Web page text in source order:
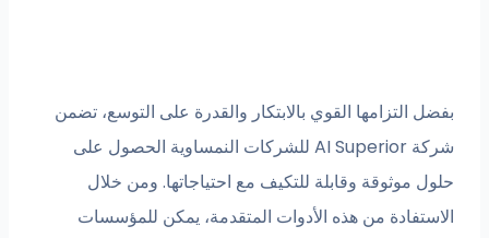
بفضل التزامها القوي بالابتكار والقدرة على التوسع، تضمن
شركة AI Superior للشركات النمساوية الحصول على
حلول موثوقة وقابلة للتكيف مع احتياجاتها. ومن خلال
الاستفادة من هذه الأدوات المتقدمة، يمكن للمؤسسات